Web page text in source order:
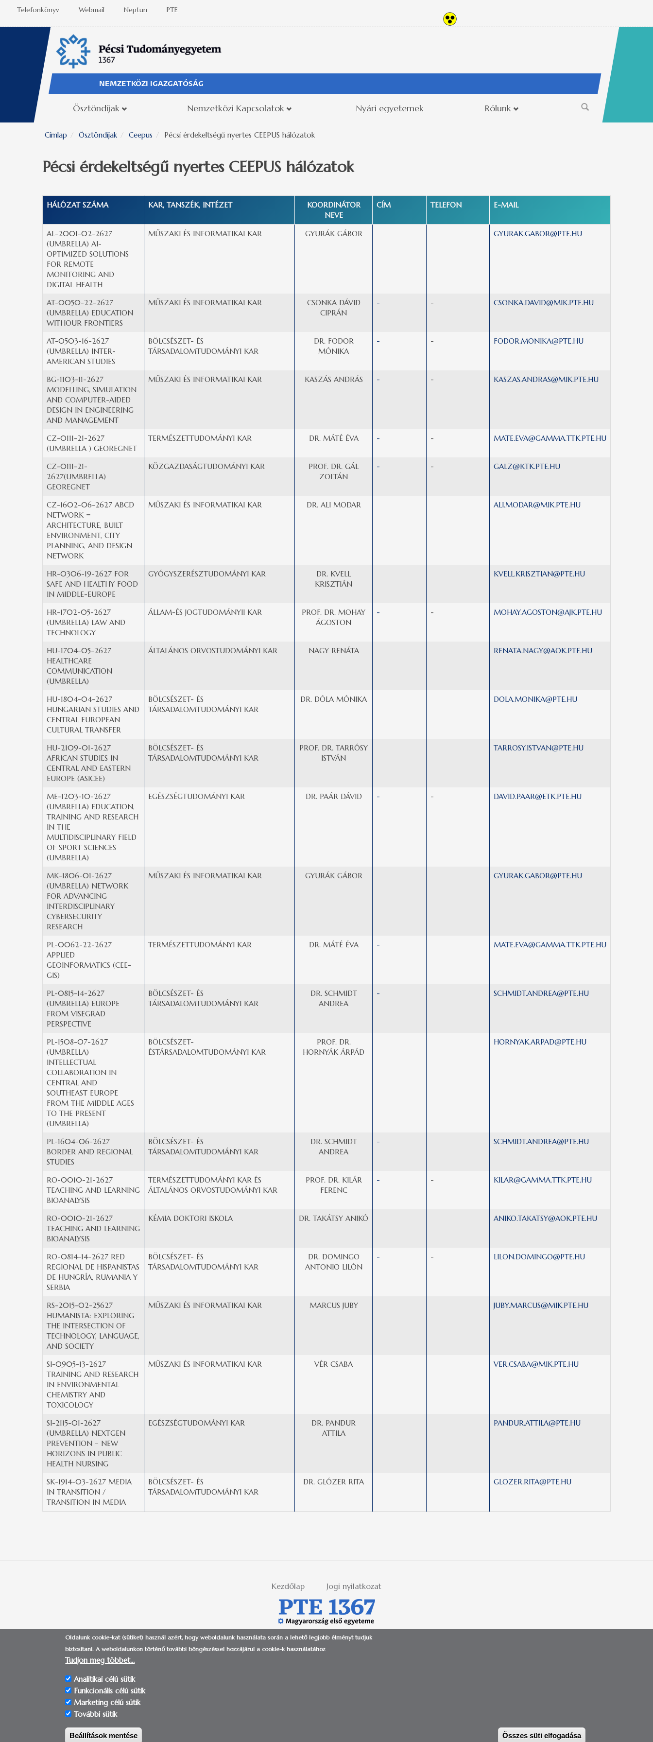
Ugrás a tartalomra
Telefonkönyv Webmail Neptun PTE
NEMZETKÖZI IGAZGATÓSÁG
Ösztöndíjak Nemzetközi Kapcsolatok Nyári egyetemek Rólunk
Keresés
Címlap Ösztöndíjak Ceepus Pécsi érdekeltségű nyertes CEEPUS hálózatok
Pécsi érdekeltségű nyertes CEEPUS hálózatok
HÁLÓZAT SZÁMA KAR, TANSZÉK, INTÉZET
KOORDINÁTOR
NEVE
CÍM TELEFON E-MAIL
AL-2001-02-2627
(UMBRELLA) AI-
OPTIMIZED SOLUTIONS
FOR REMOTE
MONITORING AND
DIGITAL HEALTH
MŰSZAKI ÉS INFORMATIKAI KAR GYURÁK GÁBOR GYURAK.GABOR@PTE.HU
AT-0050-22-2627
(UMBRELLA) EDUCATION
WITHOUR FRONTIERS
MŰSZAKI ÉS INFORMATIKAI KAR
CSONKA DÁVID
CIPRÁN
- - CSONKA.DAVID@MIK.PTE.HU
AT-0503-16-2627
(UMBRELLA) INTER-
AMERICAN STUDIES
BÖLCSÉSZET- ÉS
TÁRSADALOMTUDOMÁNYI KAR
DR. FODOR
MÓNIKA
- - FODOR.MONIKA@PTE.HU
BG-1103-11-2627
MODELLING, SIMULATION
AND COMPUTER-AIDED
DESIGN IN ENGINEERING
AND MANAGEMENT
MŰSZAKI ÉS INFORMATIKAI KAR KASZÁS ANDRÁS - - KASZAS.ANDRAS@MIK.PTE.HU
CZ-0111-21-2627
(UMBRELLA ) GEOREGNET
TERMÉSZETTUDOMÁNYI KAR DR. MÁTÉ ÉVA - - MATE.EVA@GAMMA.TTK.PTE.HU
CZ-0111-21-
2627(UMBRELLA)
GEOREGNET
KÖZGAZDASÁGTUDOMÁNYI KAR
PROF. DR. GÁL
ZOLTÁN
- - GALZ@KTK.PTE.HU
CZ-1602-06-2627 ABCD
NETWORK =
ARCHITECTURE, BUILT
ENVIRONMENT, CITY
PLANNING, AND DESIGN
NETWORK
MŰSZAKI ÉS INFORMATIKAI KAR DR. ALI MODAR ALI.MODAR@MIK.PTE.HU
HR-0306-19-2627 FOR
SAFE AND HEALTHY FOOD
IN MIDDLE-EUROPE
GYÓGYSZERÉSZTUDOMÁNYI KAR
DR. KVELL
KRISZTIÁN
KVELL.KRISZTIAN@PTE.HU
HR-1702-05-2627
(UMBRELLA) LAW AND
TECHNOLOGY
ÁLLAM-ÉS JOGTUDOMÁNYII KAR
PROF. DR. MOHAY
ÁGOSTON
- - MOHAY.AGOSTON@AJK.PTE.HU
HU-1704-05-2627
HEALTHCARE
COMMUNICATION
(UMBRELLA)
ÁLTALÁNOS ORVOSTUDOMÁNYI KAR NAGY RENÁTA RENATA.NAGY@AOK.PTE.HU
HU-1804-04-2627
HUNGARIAN STUDIES AND
CENTRAL EUROPEAN
CULTURAL TRANSFER
BÖLCSÉSZET- ÉS
TÁRSADALOMTUDOMÁNYI KAR
DR. DÓLA MÓNIKA DOLA.MONIKA@PTE.HU
HU-2109-01-2627
AFRICAN STUDIES IN
CENTRAL AND EASTERN
EUROPE (ASICEE)
BÖLCSÉSZET- ÉS
TÁRSADALOMTUDOMÁNYI KAR
PROF. DR. TARRÓSY
ISTVÁN
TARROSY.ISTVAN@PTE.HU
ME-1203-10-2627
(UMBRELLA) EDUCATION,
TRAINING AND RESEARCH
IN THE
MULTIDISCIPLINARY FIELD
OF SPORT SCIENCES
(UMBRELLA)
EGÉSZSÉGTUDOMÁNYI KAR DR. PAÁR DÁVID - - DAVID.PAAR@ETK.PTE.HU
MK-1806-01-2627
(UMBRELLA) NETWORK
FOR ADVANCING
INTERDISCIPLINARY
CYBERSECURITY
RESEARCH
MŰSZAKI ÉS INFORMATIKAI KAR GYURÁK GÁBOR GYURAK.GABOR@PTE.HU
PL-0062-22-2627
APPLIED
GEOINFORMATICS (CEE-
GIS)
TERMÉSZETTUDOMÁNYI KAR DR. MÁTÉ ÉVA - MATE.EVA@GAMMA.TTK.PTE.HU
PL-0815-14-2627
(UMBRELLA) EUROPE
FROM VISEGRAD
PERSPECTIVE
BÖLCSÉSZET- ÉS
TÁRSADALOMTUDOMÁNYI KAR
DR. SCHMIDT
ANDREA
- SCHMIDT.ANDREA@PTE.HU
PL-1508-07-2627
(UMBRELLA)
INTELLECTUAL
COLLABORATION IN
CENTRAL AND
SOUTHEAST EUROPE
FROM THE MIDDLE AGES
TO THE PRESENT
(UMBRELLA)
BÖLCSÉSZET-
ÉSTÁRSADALOMTUDOMÁNYI KAR
PROF. DR.
HORNYÁK ÁRPÁD
HORNYAK.ARPAD@PTE.HU
PL-1604-06-2627
BORDER AND REGIONAL
STUDIES
BÖLCSÉSZET- ÉS
TÁRSADALOMTUDOMÁNYI KAR
DR. SCHMIDT
ANDREA
- SCHMIDT.ANDREA@PTE.HU
RO-0010-21-2627
TEACHING AND LEARNING
BIOANALYSIS
TERMÉSZETTUDOMÁNYI KAR ÉS
ÁLTALÁNOS ORVOSTUDOMÁNYI KAR
PROF. DR. KILÁR
FERENC
- - KILAR@GAMMA.TTK.PTE.HU
RO-0010-21-2627
TEACHING AND LEARNING
BIOANALYSIS
KÉMIA DOKTORI ISKOLA DR. TAKÁTSY ANIKÓ ANIKO.TAKATSY@AOK.PTE.HU
RO-0814-14-2627 RED
REGIONAL DE HISPANISTAS
DE HUNGRÍA, RUMANIA Y
SERBIA
BÖLCSÉSZET- ÉS
TÁRSADALOMTUDOMÁNYI KAR
DR. DOMINGO
ANTONIO LILÓN
- - LILON.DOMINGO@PTE.HU
RS-2015-02-25627
HUMANISTA: EXPLORING
THE INTERSECTION OF
TECHNOLOGY, LANGUAGE,
AND SOCIETY
MŰSZAKI ÉS INFORMATIKAI KAR MARCUS JUBY JUBY.MARCUS@MIK.PTE.HU
SI-0905-13-2627
TRAINING AND RESEARCH
IN ENVIRONMENTAL
CHEMISTRY AND
TOXICOLOGY
MŰSZAKI ÉS INFORMATIKAI KAR VÉR CSABA VER.CSABA@MIK.PTE.HU
SI-2115-01-2627
(UMBRELLA) NEXTGEN
PREVENTION – NEW
HORIZONS IN PUBLIC
HEALTH NURSING
EGÉSZSÉGTUDOMÁNYI KAR
DR. PANDUR
ATTILA
PANDUR.ATTILA@PTE.HU
SK-1914-03-2627 MEDIA
IN TRANSITION /
TRANSITION IN MEDIA
BÖLCSÉSZET- ÉS
TÁRSADALOMTUDOMÁNYI KAR
DR. GLÓZER RITA GLOZER.RITA@PTE.HU
Kezdőlap Jogi nyilatkozat
NEMZETKÖZI IGAZGATÓSÁG | PÉCSI TUDOMÁNYEGYETEM | H-7622 PÉCS, VASVÁRI PÁL UTCA 4. | +36-72/501-500 (ext.: 12417) |
© 2017-2018 | Pécsi Tudományegyetem | Kancellária - IIG - Alkalmazás- és Szolgáltatásfejlesztési Osztály
Oldalunk cookie-kat (sütiket) használ azért, hogy weboldalunk használata során a lehető legjobb élményt tudjuk
biztosítani. A weboldalunkon történő további böngészéssel hozzájárul a cookie-k használatához
Tudjon meg többet…
Analitikai célú sütik
Funkcionális célú sütik
Marketing célú sütik
További sütik
Beállítások mentése Összes süti elfogadása